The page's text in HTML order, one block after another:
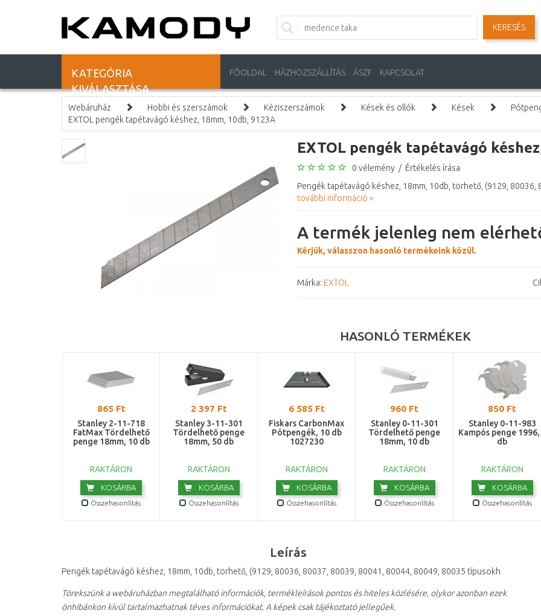
KERESÉS
KATEGÓRIA
KIVÁLASZTÁSA
FŐOLDAL HÁZHOZSZÁLLÍTÁS ÁSZF KAPCSOLAT
Webáruház Hobbi és szerszámok Kéziszerszámok Kések és ollók Kések
EXTOL pengék tapétavágó késhez, 18mm, 10db, 9123A
EXTOL pengék tapétavágó
0 vélemény / Értékelés írása
Pengék tapétavágó késhez, 18mm, 10db, törhető, (9129,
további információ »
A termék jelenleg nem
Kérjük, válasszon hasonló termékeink közül.
Márka: EXTOL
HASONLÓ TERMÉKEK
865 Ft
Stanley 2-11-718
FatMax Tördelhető
penge 18mm, 10 db
RAKTÁRON
KOSÁRBA
Összehasonlítás
2 397 Ft
Stanley 3-11-301
Tördelhető penge
18mm, 50 db
RAKTÁRON
KOSÁRBA
Összehasonlítás
6 585 Ft
Fiskars CarbonMax
Pótpengék, 10 db
1027230
RAKTÁRON
KOSÁRBA
Összehasonlítás
960 Ft
Stanley 0-11-301
Tördelhető penge
18mm, 10 db
RAKTÁRON
KOSÁRBA
Összehasonlítás
850 Ft
Stanley 0-11-983
Kampós penge 1996,
db
RAKTÁRON
KOSÁRBA
Összehasonlítás
Leírás
Pengék tapétavágó késhez, 18mm, 10db, törhető, (9129, 80036, 80037, 80039, 80041, 80044, 80049, 80035 típusokh
Törekszünk a webáruházban megtalálható információk, termékleírások pontos és hiteles közlésére, olykor azonban ezek
önhibánkon kívül tartalmazhatnak téves információkat. A képek csak tájékoztató jellegűek.